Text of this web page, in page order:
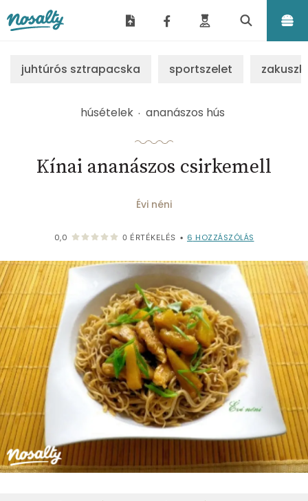
juhtúrós sztrapacska sportszelet
húsételek ananászos hús
Kínai ananászos csirkemell
Évi néni
0,0 0 ÉRTÉKELÉS • 6 HOZZÁSZÓLÁS